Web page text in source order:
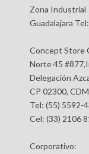
Zona Industrial
Guadalajara
Concept Store
Norte 45
Delegación
CP 02300,
Tel: (55) 5592-
Cel: (33) 2106
Corporativo: